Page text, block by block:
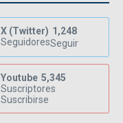
X (Twitter) 1,248
SeguidoresSeguir
Youtube 5,345
Suscriptores
Suscribirse